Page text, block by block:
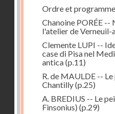
Ordre et programme
Chanoine PORÉE --
l'atelier de Verneuil-
Clemente LUPI --
case di Pisa nel
antica(p.11)
R. de MAULDE --
Chantilly(p.25)
A. BREDIUS -- Le
Finsonius) (p.29)